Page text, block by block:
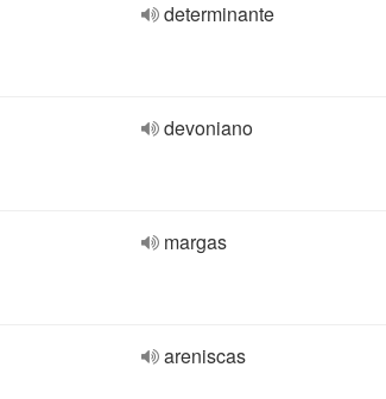
determinante
devoniano
margas
areniscas